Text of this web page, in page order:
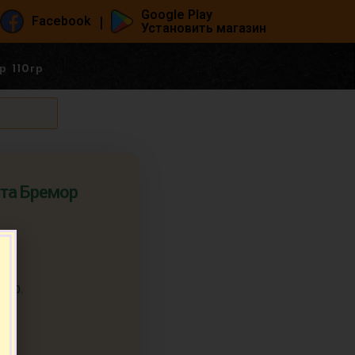
Facebook |
Google Play
Установить магазин
110гр
Бремор
гр.